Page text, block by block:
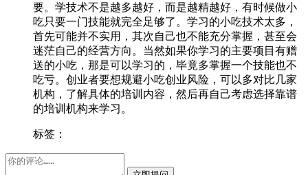
要。学技术不是越多越好，而是越精越好，有时候做小
吃只要一门技能就完全足够了。学习的小吃技术太多，
首先可能并不实用，其次自己也不能充分掌握，甚至会
迷茫自己的经营方向。当然如果你学习的主要项目有赠
送的小吃，那是可以学习的，毕竟多掌握一个技能也不
吃亏。创业者要想规避小吃创业风险，可以多对比几家
机构，了解具体的培训内容，然后再自己考虑选择靠谱
的培训机构来学习。
标签：